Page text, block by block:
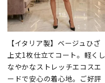
【イタリア製】ベージュひざ
上丈1枚仕立てコート。軽くし
なやかなストレッチエコスエ
ードで安心の着心地。ご好評